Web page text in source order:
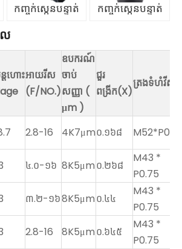
កញ្ចក់ស្កេនបន្ទាត់ កញ្ចក់ស្កេនបន្ទាត់
ល
តហោះអាយរីស
(F/NO.)
ឧបករណ៍
ចាប់
សញ្ញា (
μm )
ជួរ
ពង្រីក(X)
ត្រងទំហំវីស
2.8-16 4K7μm០.១៦៨
៤.០-១៦ 8K5μm០.២៦៨
M43 *
P0.75
៣.២-១៦8K5μm០.៤៤
M43 *
P0.75
2.8-16 8K5μm០.៦៤៥
M43 *
P0.75